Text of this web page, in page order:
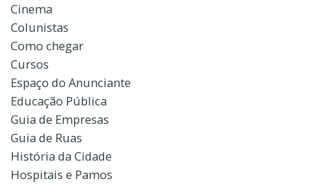
Cinema
Colunistas
Como chegar
Cursos
Espaço do Anunciante
Educação Pública
Guia de Empresas
Guia de Ruas
História da Cidade
Hospitais e Pamos